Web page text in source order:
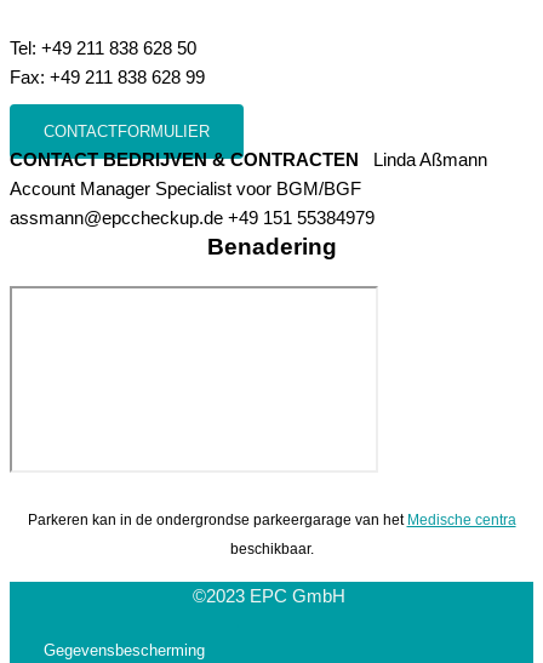
Tel: +49 211 838 628 50
Fax: +49 211 838 628 99
CONTACTFORMULIER
CONTACT BEDRIJVEN & CONTRACTEN
Linda Aßmann
Account Manager Specialist voor BGM/BGF
assmann@epccheckup.de +49 151 55384979
Benadering
Parkeren kan in de ondergrondse parkeergarage van het Medische centra
beschikbaar.
©2023 EPC GmbH
Gegevensbescherming